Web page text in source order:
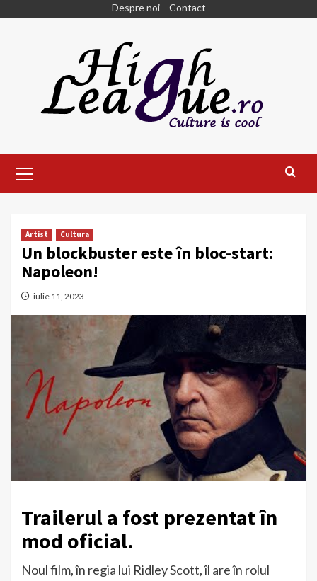
Despre noi Contact
Menu
Artist Cultura
Un blockbuster este în bloc-start:
Napoleon!
iulie 11, 2023
Trailerul a fost prezentat în
mod oficial.
Noul film, în regia lui Ridley Scott, îl are în rolul